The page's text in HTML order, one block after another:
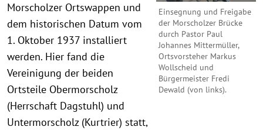
Einsegnung und Freigabe
der Morscholzer Brücke
durch Pastor Paul
Johannes Mittermüller,
Ortsvorsteher Markus
Wollscheid und
Bürgermeister Fredi
Dewald (von links).
Morscholzer Ortswappen und
dem historischen Datum vom
1. Oktober 1937 installiert
werden. Hier fand die
Vereinigung der beiden
Ortsteile Obermorscholz
(Herrschaft Dagstuhl) und
Untermorscholz (Kurtrier) statt,